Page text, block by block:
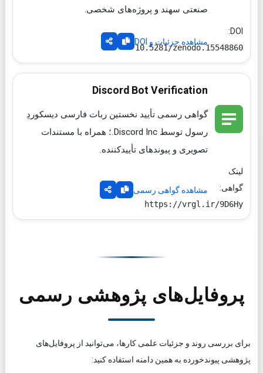
صنعتی سهند و پروژه‌های شخصی.
DOI:
10.5281/zenodo.15548860
مشاهده جزئیات و DOI
Discord Bot Verification
گواهی رسمی تأیید نخستین ربات فارسی دیسکوردِ
رسول توسط Discord Inc. ؛ همراه با مستندات
تصویری و پیوندهای تأییدکننده.
لینک
گواهی:
https://vrgl.ir/9D6Hy
مشاهده گواهی رسمی
پروفایل‌های پژوهشی رسمی
برای بررسی روند و جزئیات علمی کارها، می‌توانید از پروفایل‌های
پژوهشی پیوندخورده به همین دامنه استفاده کنید: